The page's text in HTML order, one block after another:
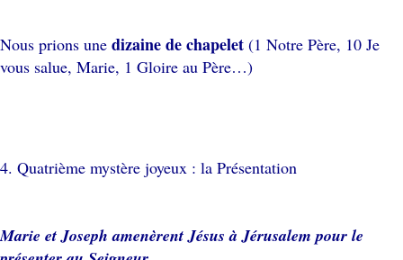
Nous prions une dizaine de chapelet (1 Notre Père, 10 Je
vous salue, Marie, 1 Gloire au Père…)
4. Quatrième mystère joyeux : la Présentation
Marie et Joseph amenèrent Jésus à Jérusalem pour le